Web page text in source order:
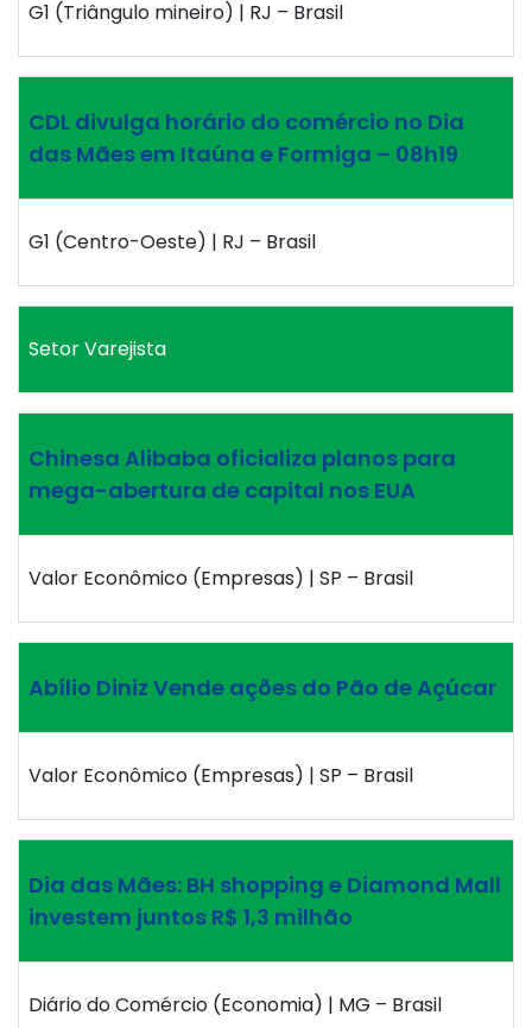
G1 (Triângulo mineiro) | RJ – Brasil
CDL divulga horário do comércio no Dia
das Mães em Itaúna e Formiga – 08h19
G1 (Centro-Oeste) | RJ – Brasil
Setor Varejista
Chinesa Alibaba oficializa planos para
mega-abertura de capital nos EUA
Valor Econômico (Empresas) | SP – Brasil
Abílio Diniz Vende ações do Pão de Açúcar
Valor Econômico (Empresas) | SP – Brasil
Dia das Mães: BH shopping e Diamond Mall
investem juntos R$ 1,3 milhão
Diário do Comércio (Economia) | MG – Brasil